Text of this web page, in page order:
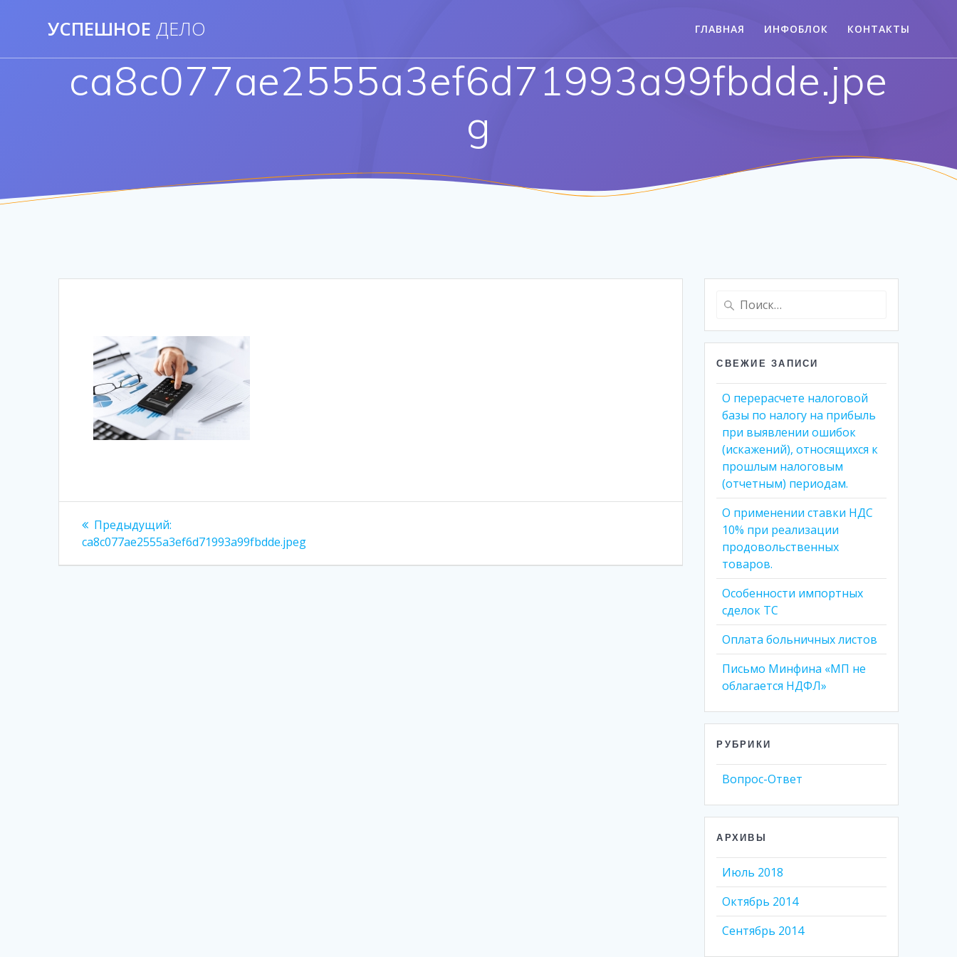
УСПЕШНОЕ ДЕЛО ГЛАВНАЯ ИНФОБЛОК КОНТАКТЫ
ca8c077ae2555a3ef6d71993a99fbdde.jpe
g
Навигация
по
Предыдущий:
запись:
ca8c077ae2555a3ef6d71993a99fbdde.jpeg
Найти:
СВЕЖИЕ ЗАПИСИ
О перерасчете налоговой
базы по налогу на прибыль
при выявлении ошибок
(искажений), относящихся к
прошлым налоговым
(отчетным) периодам.
О применении ставки НДС
10% при реализации
продовольственных
товаров.
Особенности импортных
сделок ТС
Оплата больничных листов
Письмо Минфина «МП не
облагается НДФЛ»
РУБРИКИ
Вопрос-Ответ
АРХИВЫ
Июль 2018
Октябрь 2014
Сентябрь 2014